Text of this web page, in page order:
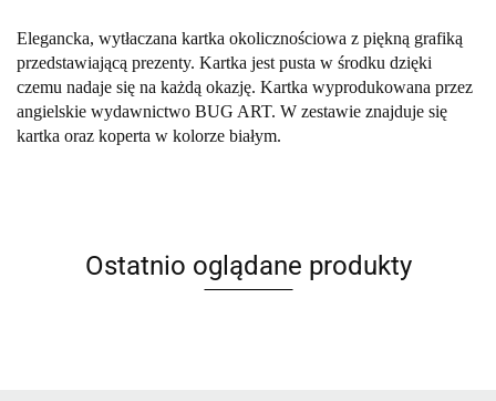
Elegancka, wytłaczana kartka okolicznościowa z piękną grafiką
przedstawiającą prezenty. Kartka jest pusta w środku dzięki
czemu nadaje się na każdą okazję. Kartka wyprodukowana przez
angielskie wydawnictwo BUG ART. W zestawie znajduje się
kartka oraz koperta w kolorze białym.
Ostatnio oglądane produkty